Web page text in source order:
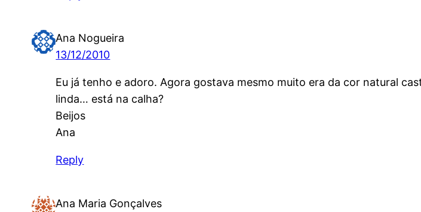
Ana Nogueira
13/12/2010
Eu já tenho e adoro. Agora gostava mesmo muito era da cor natural
linda… está na calha?
Beijos
Ana
Reply
Ana Maria Gonçalves